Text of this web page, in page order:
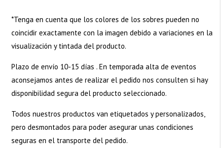
*Tenga en cuenta que los colores de los sobres pueden no
coincidir exactamente con la imagen debido a variaciones en la
visualización y tintada del producto.
Plazo de envío 10-15 días . En temporada alta de eventos
aconsejamos antes de realizar el pedido nos consulten si hay
disponibilidad segura del producto seleccionado.
Todos nuestros productos van etiquetados y personalizados,
pero desmontados para poder asegurar unas condiciones
seguras en el transporte del pedido.